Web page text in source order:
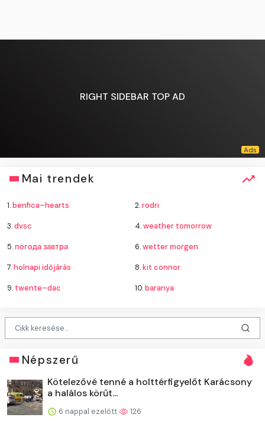
RIGHT SIDEBAR TOP AD
Mai trendek
1.benfica–hearts 2.rodri
3.dvsc 4.weather tomorrow
5. погода завтра 6.wetter morgen
7.holnapi időjárás 8.kit connor
9. twente–dac 10.baranya
Népszerű
Kötelezővé tenné a holttérfigyelőt Karácsony
a halálos körűt...
6 nappal ezelőtt 126